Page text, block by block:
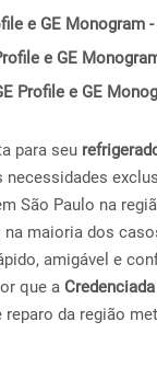
e GE Monogram
e GE
Profile e GE
para seu
necessidades
São Paulo na
maioria dos
amigável e
que a Credenciada
da região